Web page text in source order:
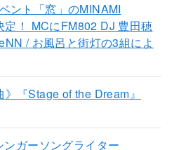
ント「窓」のMINAMI
！ MCにFM802 DJ 豊田穂
/ お風呂と街灯の3組によ
『Stage of the Dream』
ガーソングライター